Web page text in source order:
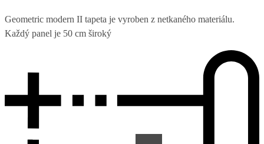
Geometric modern II tapeta je vyroben z netkaného materiálu.
Každý panel je 50 cm široký